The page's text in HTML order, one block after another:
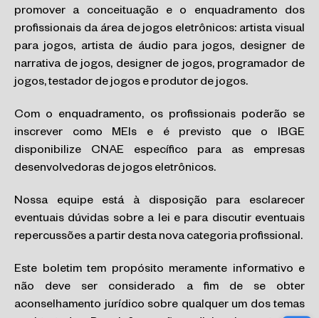
promover a conceituação e o enquadramento dos
profissionais da área de jogos eletrônicos: artista visual
para jogos, artista de áudio para jogos, designer de
narrativa de jogos, designer de jogos, programador de
jogos, testador de jogos e produtor de jogos.
Com o enquadramento, os profissionais poderão se
inscrever como MEIs e é previsto que o IBGE
disponibilize CNAE específico para as empresas
desenvolvedoras de jogos eletrônicos.
Nossa equipe está à disposição para esclarecer
eventuais dúvidas sobre a lei e para discutir eventuais
repercussões a partir desta nova categoria profissional.
Este boletim tem propósito meramente informativo e
não deve ser considerado a fim de se obter
aconselhamento jurídico sobre qualquer um dos temas